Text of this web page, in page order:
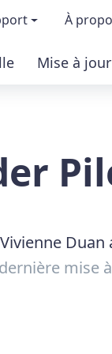
Base de
À
À
Mise à
mise